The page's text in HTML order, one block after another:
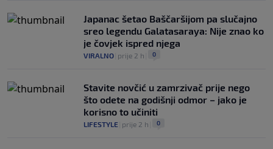
Japanac šetao Baščaršijom pa slučajno
sreo legendu Galatasaraya: Nije znao ko
je čovjek ispred njega
VIRALNO prije 2 h 0
Stavite novčić u zamrzivač prije nego
što odete na godišnji odmor – jako je
korisno to učiniti
LIFESTYLE prije 2 h 0